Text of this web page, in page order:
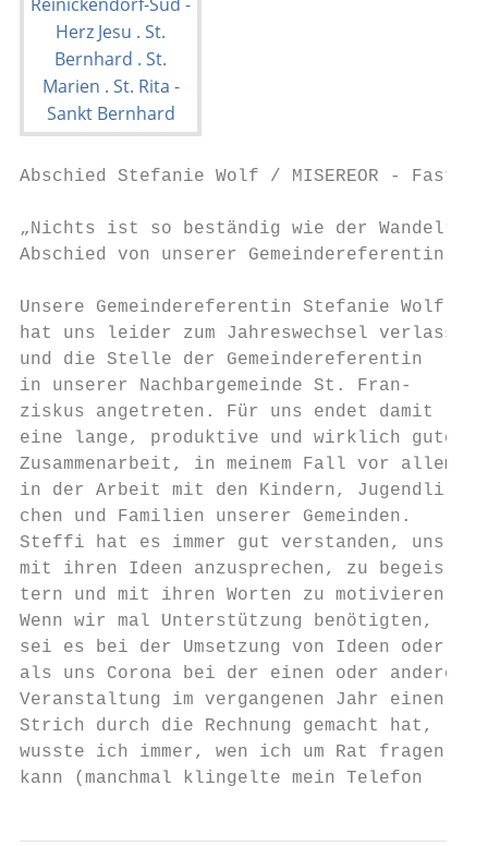
Abschied Stefanie Wolf /
„Nichts ist so beständig wie der Wandel“
Abschied von unserer Gemeindereferentin
Unsere Gemeindereferentin Stefanie Wolf
hat uns leider zum Jahreswechsel
und die Stelle der Gemeindereferentin
in unserer Nachbargemeinde St. Fran-
ziskus angetreten. Für uns endet damit
eine lange, produktive und wirklich gute
Zusammenarbeit, in meinem Fall vor allem
in der Arbeit mit den Kindern, Jugendli-
chen und Familien unserer Gemeinden.
Steffi hat es immer gut verstanden, uns
mit ihren Ideen anzusprechen, zu
tern und mit ihren Worten zu motivieren.
Wenn wir mal Unterstützung benötigten,
sei es bei der Umsetzung von Ideen
als uns Corona bei der einen oder anderen
Veranstaltung im vergangenen Jahr einen
Strich durch die Rechnung gemacht hat,
wusste ich immer, wen ich um Rat
kann (manchmal klingelte mein Telefon